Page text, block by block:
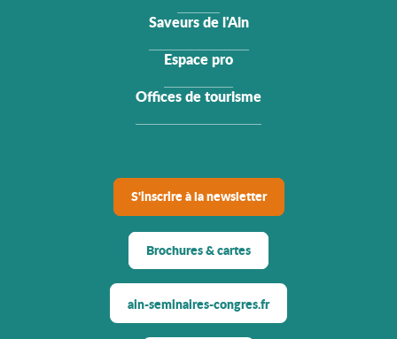
Saveurs de l'Ain
Espace pro
Offices de tourisme
S'inscrire à la newsletter
Brochures & cartes
ain-seminaires-congres.fr